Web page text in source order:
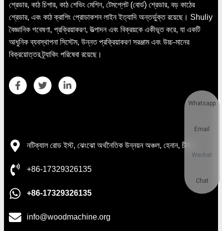
উড ক্রাশিং মেশিনের 5 অপারেশন পয়েন্ট
শ্রেডার, কাঠ চিপার, কাঠ শেভিং মেশিন, টেমপ্লেট (বোর্ড) শ্রেডার, বড় কাঠের
শ্রেডার, এবং কাঠ ক্রাশিং প্রোডাকশন লাইন ইত্যাদি অন্তর্ভুক্ত রয়েছে। Shuliy
বৈজ্ঞানিক গবেষণা, প্রক্রিয়াকরণ, উত্পাদন এবং বিক্রয়কে একীভূত করে, যা একটি
আধুনিক ব্যবস্থাপনা সিস্টেম, উন্নত প্রক্রিয়াকরণ সরঞ্জাম এবং উচ্চ-মানের
বিক্রয়োত্তর ট্র্যাকিং পরিষেবা রয়েছে।
নটিক্যাল রোড ইস্ট, ঝেংঝো অর্থনৈতিক উন্নয়ন অঞ্চল, হেনান, চীন।
+86-17329326135
+86-17329326135
info@woodmachine.org
Whatsapp
Email
Wechat
Chat